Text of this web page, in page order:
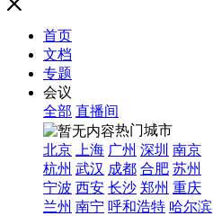
首页
文档
专题
会议
全部 直播间
热门城市
北京
上海 广州 深圳 南京
杭州 武汉 成都 合肥 苏州
宁波 西安 长沙 郑州 重庆
兰州 南宁 呼和浩特 哈尔滨